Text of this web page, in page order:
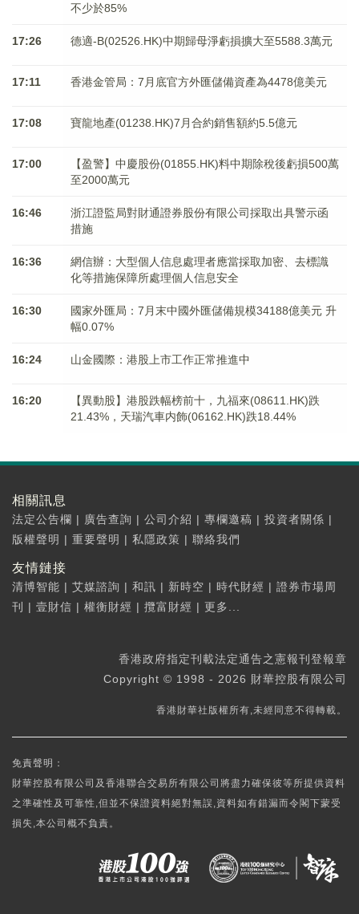
不少於85%
17:26 德適-B(02526.HK)中期歸母淨虧損擴大至5588.3萬元
17:11 香港金管局：7月底官方外匯儲備資產為4478億美元
17:08 寶龍地產(01238.HK)7月合約銷售額約5.5億元
17:00
【盈警】中慶股份(01855.HK)料中期除稅後虧損500萬
至2000萬元
16:46
浙江證監局對財通證券股份有限公司採取出具警示函
措施
16:36
網信辦：大型個人信息處理者應當採取加密、去標識
化等措施保障所處理個人信息安全
16:30
國家外匯局：7月末中國外匯儲備規模34188億美元 升
幅0.07%
16:24 山金國際：港股上市工作正常推進中
16:20
【異動股】港股跌幅榜前十，九福來(08611.HK)跌
21.43%，天瑞汽車内飾(06162.HK)跌18.44%
相關訊息
法定公告欄 | 廣告查詢 | 公司介紹 | 專欄邀稿 | 投資者關係 |
版權聲明 | 重要聲明 | 私隱政策 | 聯絡我們
友情鏈接
清博智能 | 艾媒諮詢 | 和訊 | 新時空 | 時代財經 | 證券市場周
刊
| 壹財信 | 權衡財經 | 攬富財經 | 更多...
香港政府指定刊載法定通告之憲報刊登報章
Copyright © 1998 - 2026 財華控股有限公司
香港財華社版權所有,未經同意不得轉載。
免責聲明：
財華控股有限公司及香港聯合交易所有限公司將盡力確保彼等所提供資料
之準確性及可靠性,但並不保證資料絕對無誤,資料如有錯漏而令閣下蒙受
損失,本公司概不負責。